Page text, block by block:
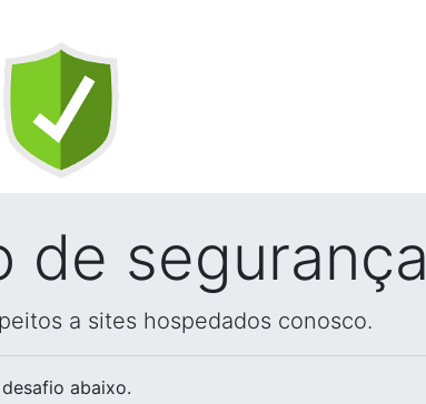
de segurança
a sites hospedados conosco.
abaixo.